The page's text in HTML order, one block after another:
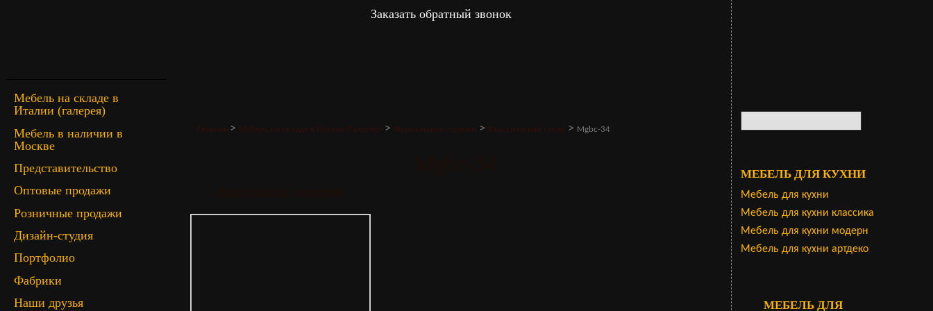
Заказать обратный звонок
Мебель на складе в
Италии (галерея)
Мебель в наличии в
Москве
Представительство
Оптовые продажи
Розничные продажи
Дизайн-студия
Портфолио
Фабрики
Наши друзья
Главная > Мебель на складе в Италии (Галерея) > Журнальные столики > Классический стиль > Mgbc-34
МЕБЕЛЬ ДЛЯ КУХНИ
Мебель для кухни
Мебель для кухни классика
Мебель для кухни модерн
Мебель для кухни артдеко
МЕБЕЛЬ ДЛЯ